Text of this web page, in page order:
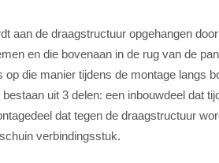
aan de draagstructuur opgehangen
en die bovenaan in de rug van de
op die manier tijdens de montage langs
uit 3 delen: een inbouwdeel dat
dat tegen de draagstructuur
verbindingsstuk.